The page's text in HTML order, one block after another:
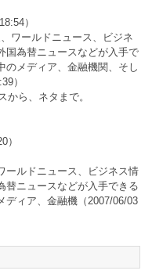
）
ワールドニュース、ビジネ
国為替ニュースなどが入手で
のメディア、金融機関、そし
）
から、ネタまで。
）
ールドニュース、ビジネス情
替ニュースなどが入手できる
ディア、金融機 （2007/06/03